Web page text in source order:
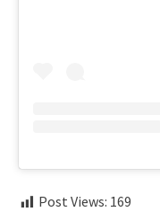
Post Views: 169